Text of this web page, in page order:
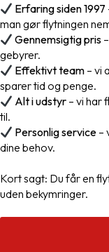
Erfaring siden 1997
man gør flytningen
Gennemsigtig pris
gebyrer.
Effektivt team – vi
sparer tid og penge.
Alt i udstyr – vi har
til.
Personlig service –
dine behov.
Kort sagt: Du får en
uden bekymringer.